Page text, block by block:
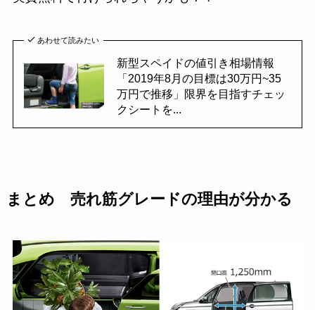
あわせて読みたい
新型スペイドの値引き相場情報
「2019年8月の目標は30万円~35
万円で推移」限界を目指すチェッ
クシートを...
まとめ 売れ筋グレードの理由が分かる